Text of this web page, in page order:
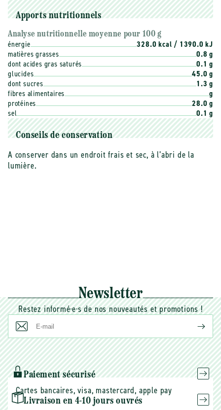
Apports nutritionnels
Analyse nutritionnelle moyenne pour 100 g
énergie
328.0 kcal / 1390.0 kJ
matières grasses
0.8 g
dont acides gras saturés
0.1 g
glucides
45.0 g
dont sucres
1.3 g
fibres alimentaires
g
protéines
28.0 g
sel
0.1 g
Conseils de conservation
A conserver dans un endroit frais et sec, à l’abri de la
lumière.
Newsletter
Restez informé·e·s de nos nouveautés et promotions !
E-
mail
Paiement sécurisé
Cartes bancaires, visa, mastercard, apple pay
Livraison en 4-10 jours ouvrés